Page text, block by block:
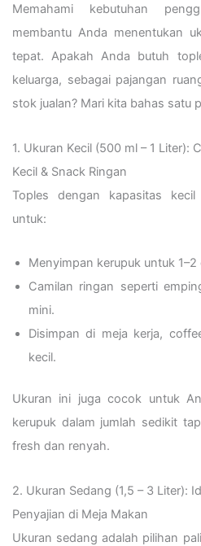
Memahami kebutuhan
membantu Anda menentukan
tepat. Apakah Anda butuh
keluarga, sebagai pajangan
stok jualan? Mari kita bahas satu
1. Ukuran Kecil (500 ml – 1 Liter):
Kecil & Snack Ringan
Toples dengan kapasitas
untuk:
Menyimpan kerupuk untuk 1–2
Camilan ringan seperti
mini.
Disimpan di meja kerja,
kecil.
Ukuran ini juga cocok untuk
kerupuk dalam jumlah sedikit
fresh dan renyah.
2. Ukuran Sedang (1,5 – 3 Liter):
Penyajian di Meja Makan
Ukuran sedang adalah pilihan